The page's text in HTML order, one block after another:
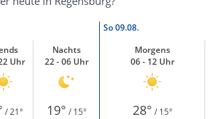
So09.08.
Uhr
Nachts
22 - 06 Uhr
Morgens
06 - 12 Uhr
/ 21° 19° / 15° 28° / 15°